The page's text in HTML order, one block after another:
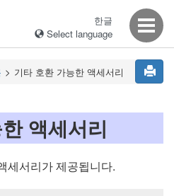
한글
Select language
기타 호환 가능한 액세서리
액세서리
세서리가 제공됩니다.